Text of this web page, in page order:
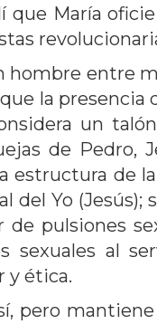
María
entre
la
un
de Pedro,
de
Yo (Jesús);
pulsiones
al
y ética.
pero